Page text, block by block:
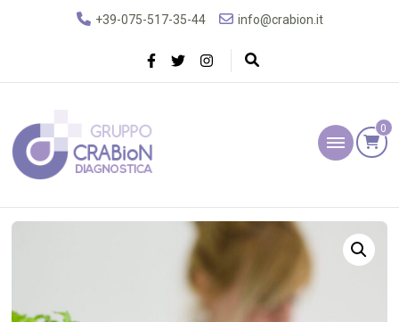
+39-075-517-35-44 info@crabion.it
Gruppo Crabion
Diagnostica
0